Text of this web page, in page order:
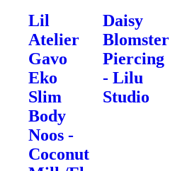
Lil
Atelier
Gavo
Eko
Slim
Body
Noos -
Coconut
Daisy
Blomster
Piercing
- Lilu
Studio